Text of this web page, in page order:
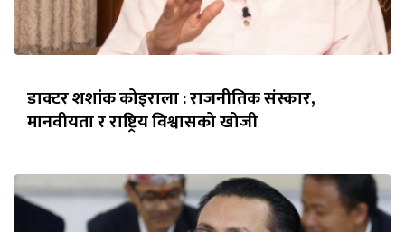
डाक्टर शशांक कोइराला : राजनीतिक संस्कार,
मानवीयता र राष्ट्रिय विश्वासको खोजी